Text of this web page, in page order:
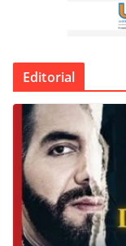
Editorial